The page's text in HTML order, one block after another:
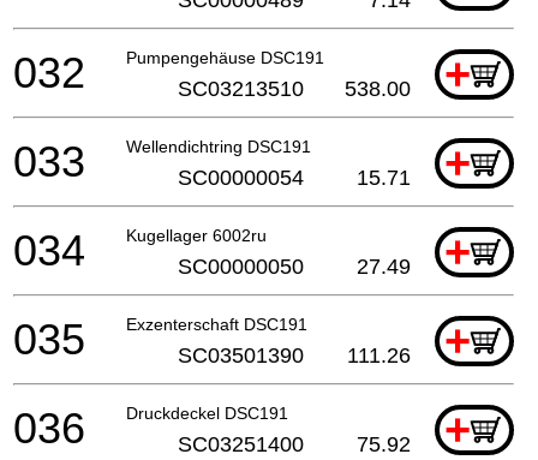
Pumpengehäuse DSC191 +
032 SC03213510 538.00
Wellendichtring DSC191 +
033 SC00000054 15.71
Kugellager 6002ru +
034 SC00000050 27.49
Exzenterschaft DSC191 +
035 SC03501390 111.26
Druckdeckel DSC191 +
036 SC03251400 75.92